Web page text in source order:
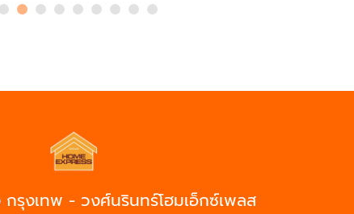
กรุงเทพ - วงศ์นรินทร์โฮมเอ็กซ์เพลส